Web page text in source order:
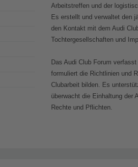
Arbeitstreffen und der
Es erstellt und verwaltet den
den Kontakt mit dem Audi
Tochtergesellschaften und
Das Audi Club Forum
formuliert die Richtlinien und
Clubarbeit bilden. Es
überwacht die Einhaltung der
Rechte und Pflichten.